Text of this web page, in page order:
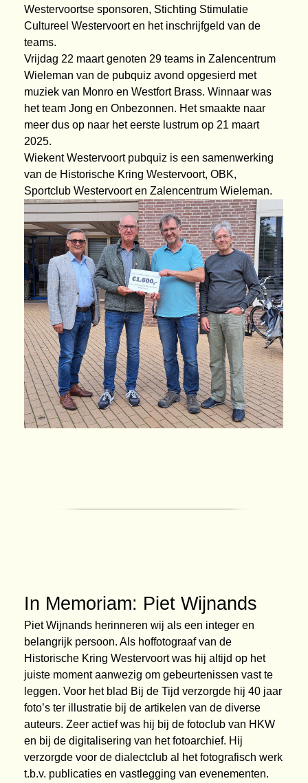
Westervoortse sponsoren, Stichting Stimulatie
Cultureel Westervoort en het inschrijfgeld van de
teams.
Vrijdag 22 maart genoten 29 teams in Zalencentrum
Wieleman van de pubquiz avond opgesierd met
muziek van Monro en Westfort Brass. Winnaar was
het team Jong en Onbezonnen. Het smaakte naar
meer dus op naar het eerste lustrum op 21 maart
2025.
Wiekent Westervoort pubquiz is een samenwerking
van de Historische Kring Westervoort, OBK,
Sportclub Westervoort en Zalencentrum Wieleman.
In Memoriam: Piet Wijnands
Piet Wijnands herinneren wij als een integer en
belangrijk persoon. Als hoffotograaf van de
Historische Kring Westervoort was hij altijd op het
juiste moment aanwezig om gebeurtenissen vast te
leggen. Voor het blad Bij de Tijd verzorgde hij 40 jaar
foto’s ter illustratie bij de artikelen van de diverse
auteurs. Zeer actief was hij bij de fotoclub van HKW
en bij de digitalisering van het fotoarchief. Hij
verzorgde voor de dialectclub al het fotografisch werk
t.b.v. publicaties en vastlegging van evenementen.